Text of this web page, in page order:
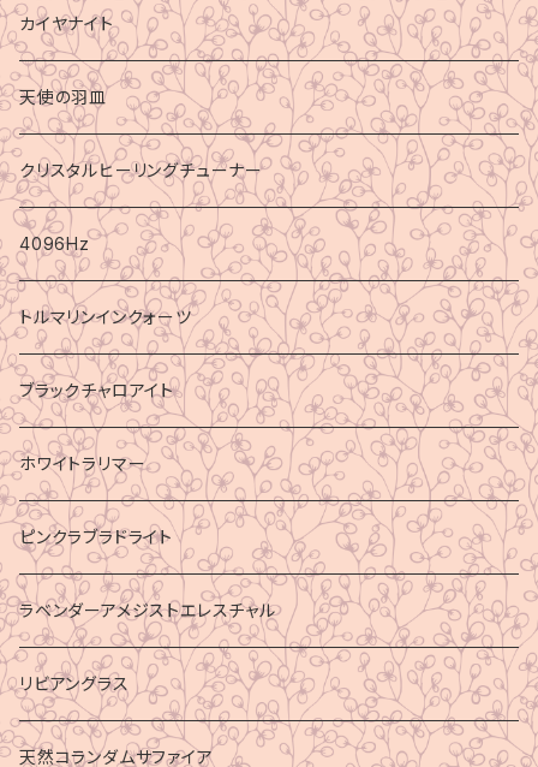
カイヤナイト
天使の羽皿
クリスタルヒーリングチューナー
4096Hz
トルマリンインクォーツ
ブラックチャロアイト
ホワイトラリマー
ピンクラブラドライト
ラベンダーアメジストエレスチャル
リビアングラス
天然コランダムサファイア